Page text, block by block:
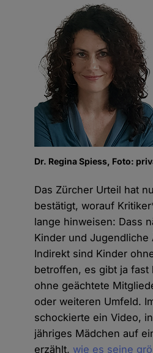
Dr. Regina Spiess, Foto:
Das Zürcher Urteil hat
bestätigt, worauf
lange hinweisen: Dass
Kinder und Jugendliche
Indirekt sind Kinder
betroffen, es gibt ja fast
ohne geächtete
oder weiteren Umfeld.
schockierte ein Video,
jähriges Mädchen auf
erzählt, wie es seine